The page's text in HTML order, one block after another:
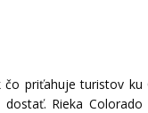
priťahuje turistov ku
Rieka